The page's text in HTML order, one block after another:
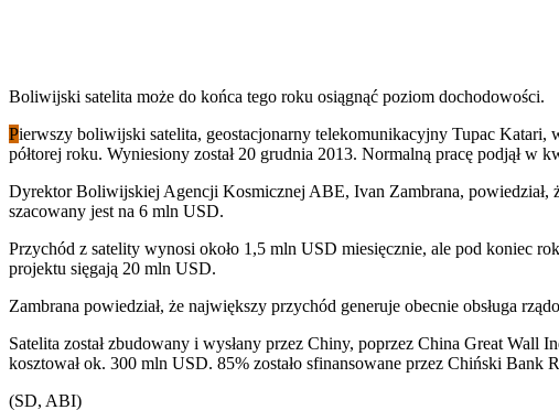
Boliwijski satelita może do końca tego roku osiągnąć poziom dochodowości.
Pierwszy boliwijski satelita, geostacjonarny telekomunikacyjny Tupac
półtorej roku. Wyniesiony został 20 grudnia 2013. Normalną pracę podjął w
Dyrektor Boliwijskiej Agencji Kosmicznej ABE, Ivan Zambrana, powiedział,
szacowany jest na 6 mln USD.
Przychód z satelity wynosi około 1,5 mln USD miesięcznie, ale pod koniec
projektu sięgają 20 mln USD.
Zambrana powiedział, że największy przychód generuje obecnie obsługa
Satelita został zbudowany i wysłany przez Chiny, poprzez China Great Wall
kosztował ok. 300 mln USD. 85% zostało sfinansowane przez Chiński Bank
(SD, ABI)